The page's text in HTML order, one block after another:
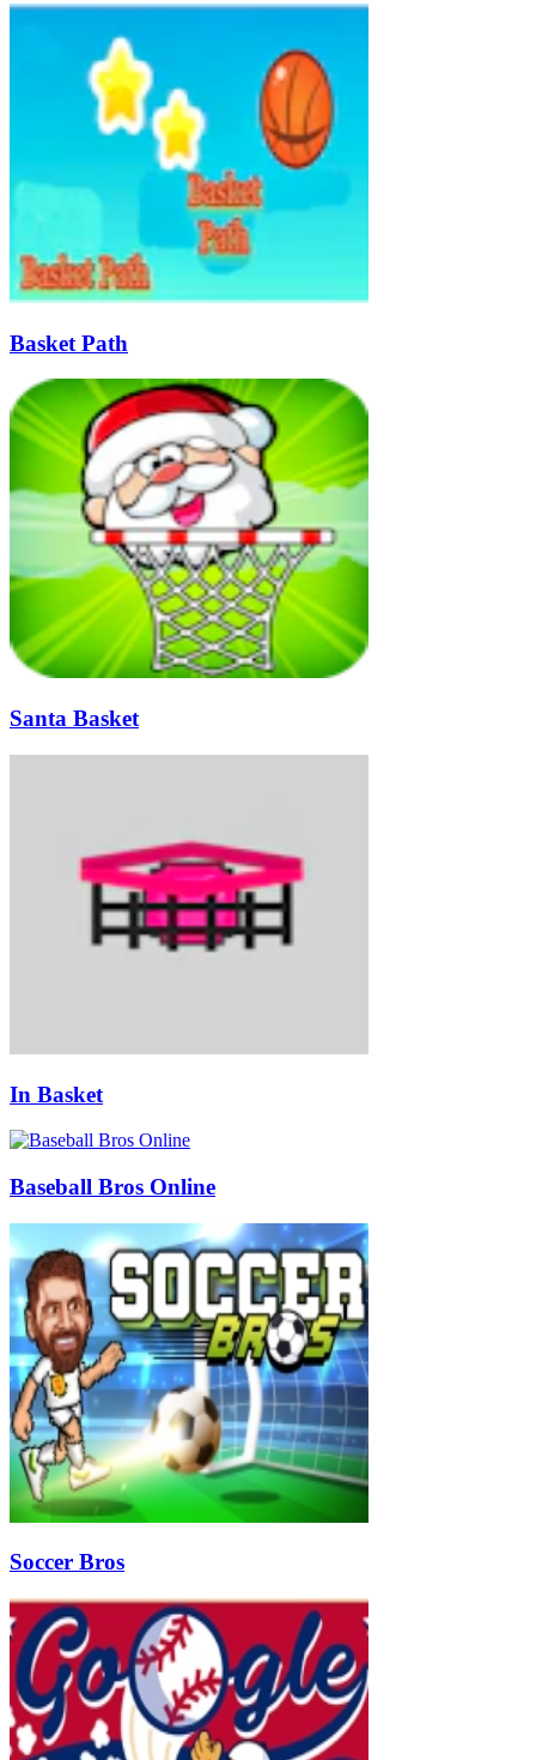
Basket Path
Santa Basket
In Basket
Baseball Bros Online
Soccer Bros